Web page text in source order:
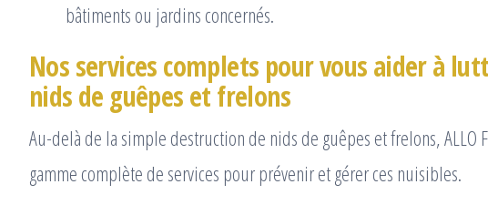
bâtiments ou jardins concernés.
Nos services complets pour vous aider à
nids de guêpes et frelons
Au-delà de la simple destruction de nids de guêpes et frelons, ALLO
gamme complète de services pour prévenir et gérer ces nuisibles.